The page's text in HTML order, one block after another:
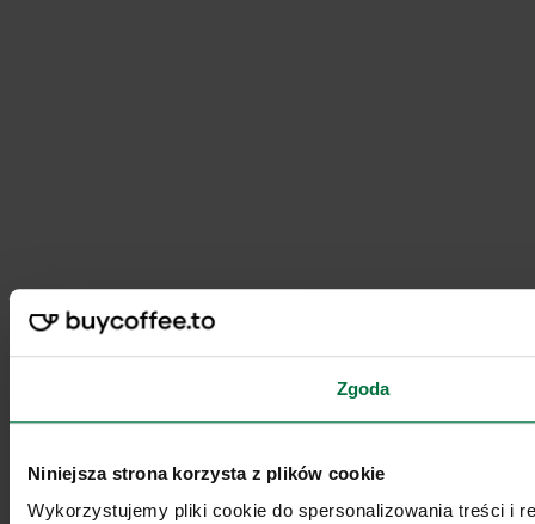
Zgoda
Niniejsza strona korzysta z plików cookie
Wykorzystujemy pliki cookie do spersonalizowania treści i